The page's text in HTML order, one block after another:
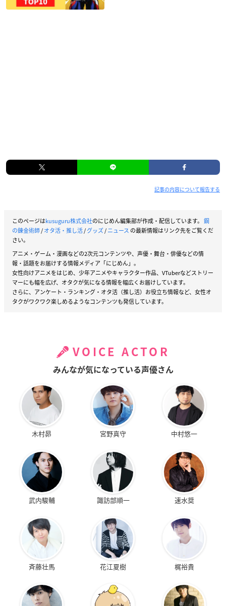
記事の内容について報告する
このページはkusuguru株式会社のにじめん編集部が作成・配信しています。 鋼
の錬金術師/オタ活・推し活/グッズ/ニュース の最新情報はリンク先をご覧くだ
さい。
アニメ・ゲーム・漫画などの2次元コンテンツや、声優・舞台・俳優などの情
報・話題をお届けする情報メディア「にじめん」。
女性向けアニメをはじめ、少年アニメやキャラクター作品、VTuberなどストリー
マーにも幅を広げ、オタクが気になる情報を幅広くお届けしています。
さらに、アンケート・ランキング・オタ活（推し活）お役立ち情報など、女性オ
タクがワクワク楽しめるようなコンテンツも発信しています。
VOICE ACTOR
みんなが気になっている声優さん
木村昴 宮野真守 中村悠一
武内駿輔 諏訪部順一 速水奨
斉藤壮馬 花江夏樹 梶裕貴